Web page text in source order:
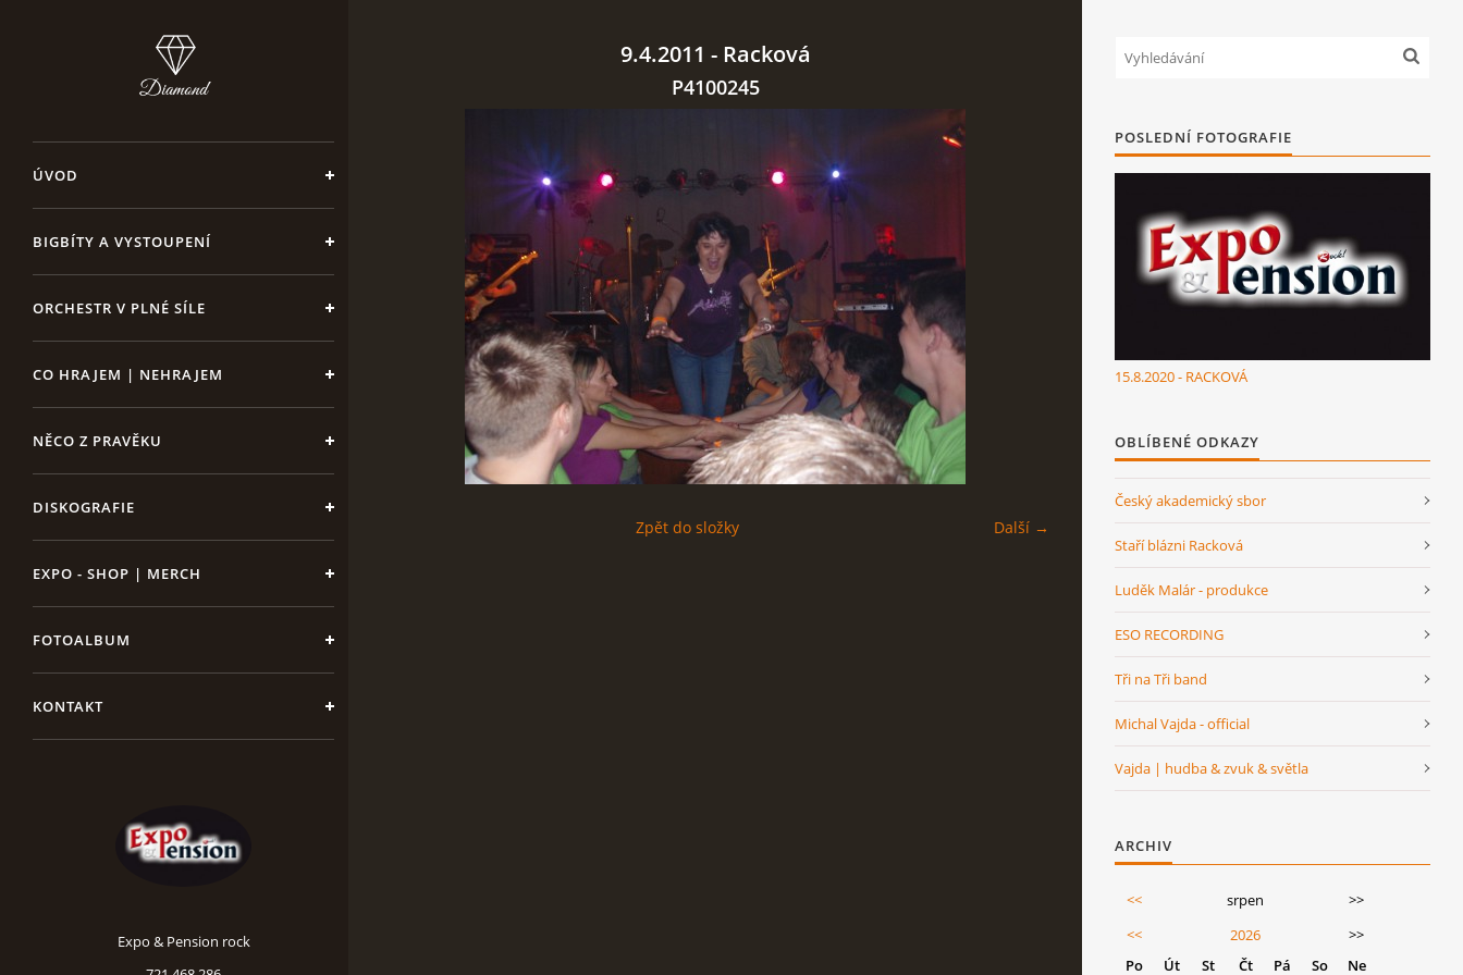
ÚVOD
BIGBÍTY A VYSTOUPENÍ
ORCHESTR V PLNÉ SÍLE
CO HRAJEM | NEHRAJEM
NĚCO Z PRAVĚKU
DISKOGRAFIE
EXPO - SHOP | MERCH
FOTOALBUM
KONTAKT
Expo & Pension rock
9.4.2011 - Racková
P4100245
Další →
Zpět do složky
POSLEDNÍ FOTOGRAFIE
15.8.2020 - RACKOVÁ
OBLÍBENÉ ODKAZY
Český akademický sbor
Staří blázni Racková
Luděk Malár - produkce
ESO RECORDING
Tři na Tři band
Michal Vajda - official
Vajda | hudba & zvuk & světla
ARCHIV
<< srpen
>>
<<
2026
>>
Po
Út St Čt Pá So Ne